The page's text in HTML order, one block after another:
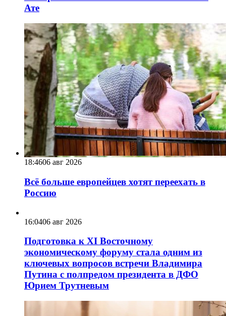
Ате
18:4606 авг 2026
Всё больше европейцев хотят переехать в
Россию
16:0406 авг 2026
Подготовка к XI Восточному
экономическому форуму стала одним из
ключевых вопросов встречи Владимира
Путина с полпредом президента в ДФО
Юрием Трутневым